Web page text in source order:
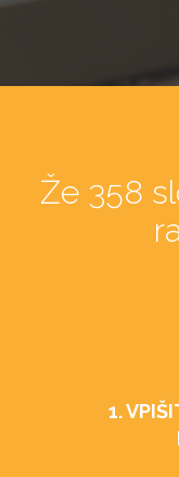
Že 358
1.